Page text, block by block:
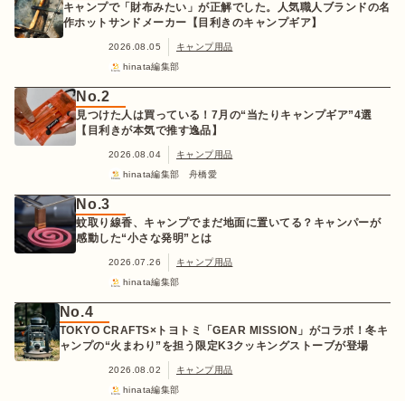
キャンプで「財布みたい」が正解でした。人気職人ブランドの名
作ホットサンドメーカー【目利きのキャンプギア】
2026.08.05
キャンプ用品
hinata編集部
No.2
見つけた人は買っている！7月の“当たりキャンプギア”4選
【目利きが本気で推す逸品】
2026.08.04
キャンプ用品
hinata編集部 舟橋愛
No.3
蚊取り線香、キャンプでまだ地面に置いてる？キャンパーが
感動した“小さな発明”とは
2026.07.26
キャンプ用品
hinata編集部
No.4
TOKYO CRAFTS×トヨトミ「GEAR MISSION」がコラボ！冬キ
ャンプの“火まわり”を担う限定K3クッキングストーブが登場
2026.08.02
キャンプ用品
hinata編集部